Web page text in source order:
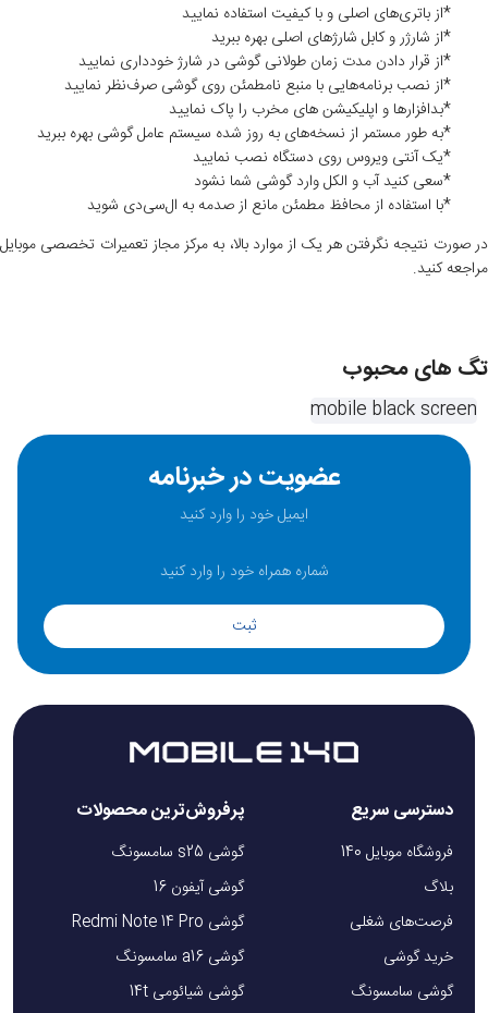
*از باتری‌های اصلی و با کیفیت استفاده نمایید
*از شارژر و کابل شارژهای اصلی بهره ببرید
*از قرار دادن مدت زمان طولانی گوشی در شارژ خودداری نمایید
*از نصب برنامه‌هایی با منبع نامطمئن روی گوشی صرف‌نظر نمایید
*بدافزارها و اپلیکیشن های مخرب را پاک نمایید
*به‌ طور مستمر از نسخه‌های به‌ روز شده سیستم عامل گوشی بهره ببرید
*یک آنتی ویروس روی دستگاه نصب نمایید
*سعی کنید آب و الکل وارد گوشی شما نشود
*با استفاده از محافظ مطمئن مانع از صدمه به ال‌سی‌دی شوید
در صورت نتیجه نگرفتن هر یک از موارد بالا، به مرکز مجاز تعمیرات تخصصی موبایل
مراجعه کنید.
تگ های محبوب
mobile black screen
عضویت در خبرنامه
ثبت
دسترسی سریع
فروشگاه موبایل 140
بلاگ
فرصت‌های شغلی
خرید گوشی
گوشی سامسونگ
پرفروش‌ترین محصولات
گوشی s25 سامسونگ
گوشی آیفون 16
گوشی Redmi Note 14 Pro
گوشی a16 سامسونگ
گوشی شیائومی 14t